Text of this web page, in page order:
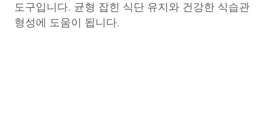
도구입니다. 균형 잡힌 식단 유지와 건강한 식습관
형성에 도움이 됩니다.